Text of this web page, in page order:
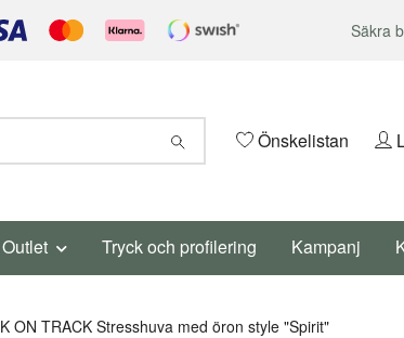
Säkra
Önskelistan
Outlet Tryck och profilering Kampanj
ON TRACK Stresshuva med öron style "Spirit"